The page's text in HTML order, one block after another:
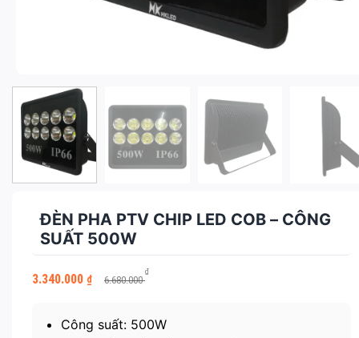
ĐÈN PHA PTV CHIP LED COB – CÔNG
SUẤT 500W
6.680.000
₫
Giá
gốc
3.340.000 ₫
Giá
hiện
3.340.000 ₫.
Công suất: 500W